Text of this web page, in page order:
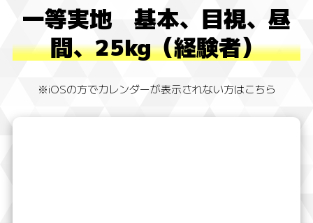
一等実地 基本、目視、昼
間、25kg（経験者）
※iOSの方でカレンダーが表示されない方はこちら